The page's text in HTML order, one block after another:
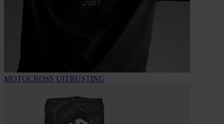
MOTOCROSS UITRUSTING